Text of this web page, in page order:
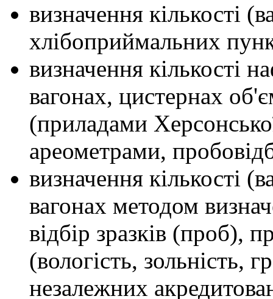
визначення кількості
хлібоприймальних
визначення кількості
вагонах, цистернах
(приладами
ареометрами,
визначення кількості
вагонах методом
відбір зразків (проб),
(вологість, зольність,
незалежних